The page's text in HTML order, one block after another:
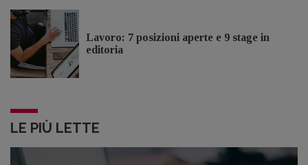
Lavoro: 7 posizioni aperte e 9 stage in
editoria
LE PIÙ LETTE